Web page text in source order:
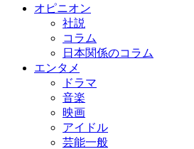
オピニオン
社説
コラム
日本関係のコラム
エンタメ
ドラマ
音楽
映画
アイドル
芸能一般